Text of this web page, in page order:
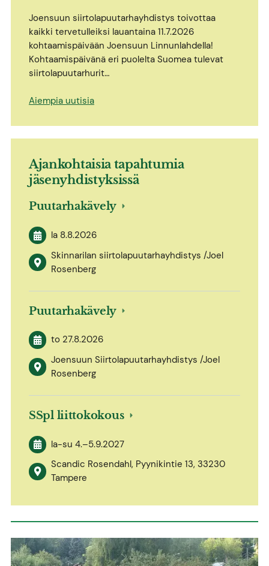
Joensuun siirtolapuutarhayhdistys toivottaa
kaikki tervetulleiksi lauantaina 11.7.2026
kohtaamispäivään Joensuun Linnunlahdella!
Kohtaamispäivänä eri puolelta Suomea tulevat
siirtolapuutarhurit…
Aiempia uutisia
Ajankohtaisia tapahtumia
jäsenyhdistyksissä
Puutarhakävely
la 8.8.2026
Skinnarilan siirtolapuutarhayhdistys /Joel
Rosenberg
Puutarhakävely
to 27.8.2026
Joensuun Siirtolapuutarhayhdistys /Joel
Rosenberg
SSpl liittokokous
la-su 4.–5.9.2027
Scandic Rosendahl, Pyynikintie 13, 33230
Tampere